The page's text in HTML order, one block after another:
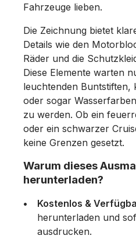
Fahrzeuge lieben.
Die Zeichnung bietet
Details wie den
Räder und die
Diese Elemente warten
leuchtenden Buntstiften,
oder sogar
zu werden. Ob ein
oder ein schwarzer
keine Grenzen gesetzt.
Warum dieses
herunterladen?
Kostenlos &
herunterladen und
ausdrucken.